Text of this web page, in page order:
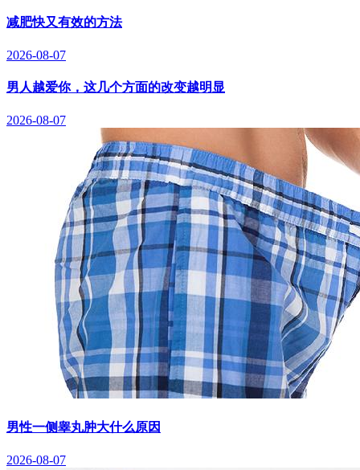
减肥快又有效的方法
2026-08-07
男人越爱你，这几个方面的改变越明显
2026-08-07
男性一侧睾丸肿大什么原因
2026-08-07